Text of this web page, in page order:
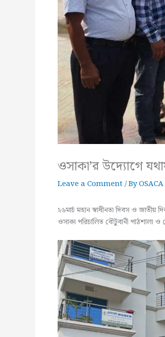
ওসাকা’র উদ্যোগে
Leave a Comment/ ByOSACA
২৬মার্চ মহান স্বাধীনতা দিবস ও
ওসাকা পরিচালিত বৌটুবানী পাঠশালা